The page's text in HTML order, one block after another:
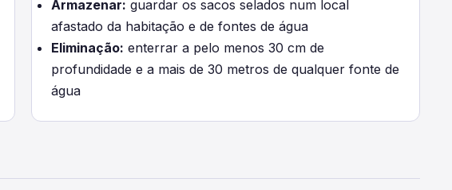
Armazenar: guardar os sacos selados num local
afastado da habitação e de fontes de água
Eliminação: enterrar a pelo menos 30 cm de
profundidade e a mais de 30 metros de qualquer fonte de
água